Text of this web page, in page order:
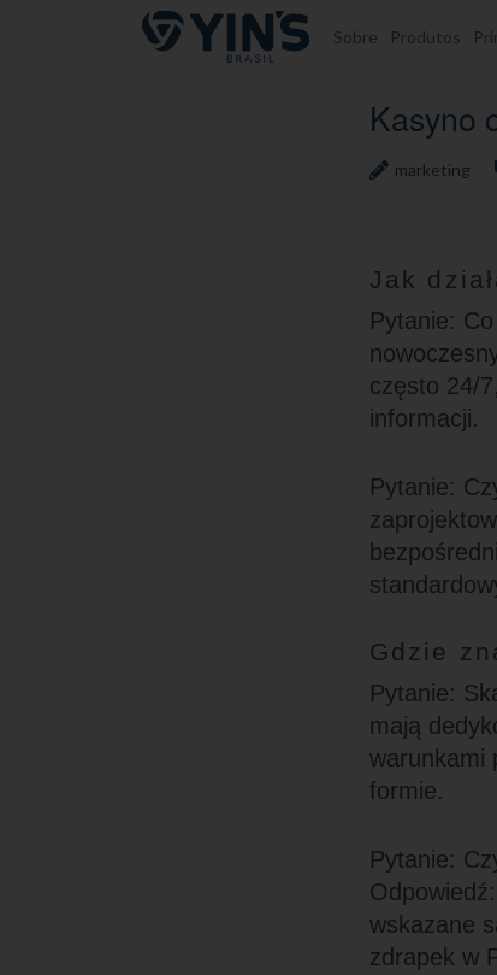
Pular para o conteúdo Sobre Produtos
Kasyno
marketing
Jak
Pytanie:
często 24/
informacji.
Pytanie:
Gdzie
Pytanie:
mają
warunkami
formie.
Pytanie:
wskazane
zdrapek w